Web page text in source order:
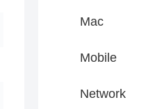
Mac
Mobile
Network